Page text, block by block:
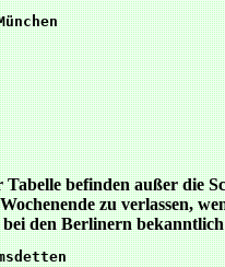
befinden außer die
zu verlassen,
den Berlinern